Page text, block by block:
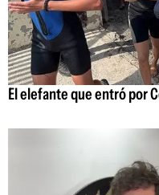
El elefante que entró por